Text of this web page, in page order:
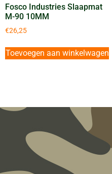
Fosco Industries Slaapmat
M-90 10MM
€26,25
Toevoegen aan winkelwagen